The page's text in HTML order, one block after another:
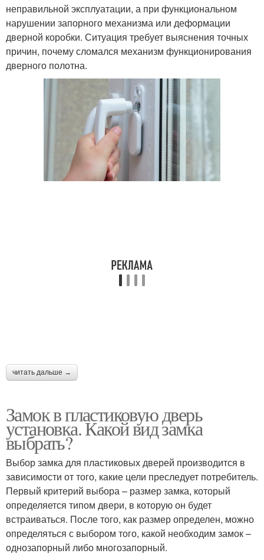
неправильной эксплуатации, а при функциональном
нарушении запорного механизма или деформации
дверной коробки. Ситуация требует выяснения точных
причин, почему сломался механизм функционирования
дверного полотна.
читать дальше →
Замок в пластиковую дверь
установка. Какой вид замка
выбрать?
Выбор замка для пластиковых дверей производится в
зависимости от того, какие цели преследует потребитель.
Первый критерий выбора – размер замка, который
определяется типом двери, в которую он будет
встраиваться. После того, как размер определен, можно
определяться с выбором того, какой необходим замок –
однозапорный либо многозапорный.